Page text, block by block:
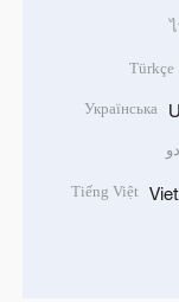
Türkçe
Українська
Tiếng Việt